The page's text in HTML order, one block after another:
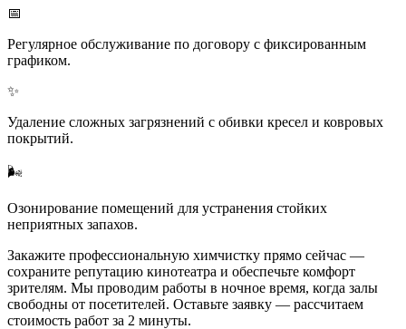
📅
Регулярное обслуживание по договору с фиксированным
графиком.
✨
Удаление сложных загрязнений с обивки кресел и ковровых
покрытий.
🌬️
Озонирование помещений для устранения стойких
неприятных запахов.
Закажите профессиональную химчистку прямо сейчас —
сохраните репутацию кинотеатра и обеспечьте комфорт
зрителям. Мы проводим работы в ночное время, когда залы
свободны от посетителей. Оставьте заявку — рассчитаем
стоимость работ за 2 минуты.